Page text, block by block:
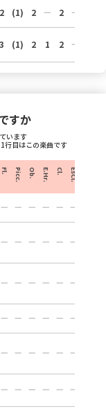
2 (1) 2 2
3 (1) 2 1 2
すか
います
行目はこの楽曲です
Fl. Picc. Ob. E.Hr. Cl. EsCl.